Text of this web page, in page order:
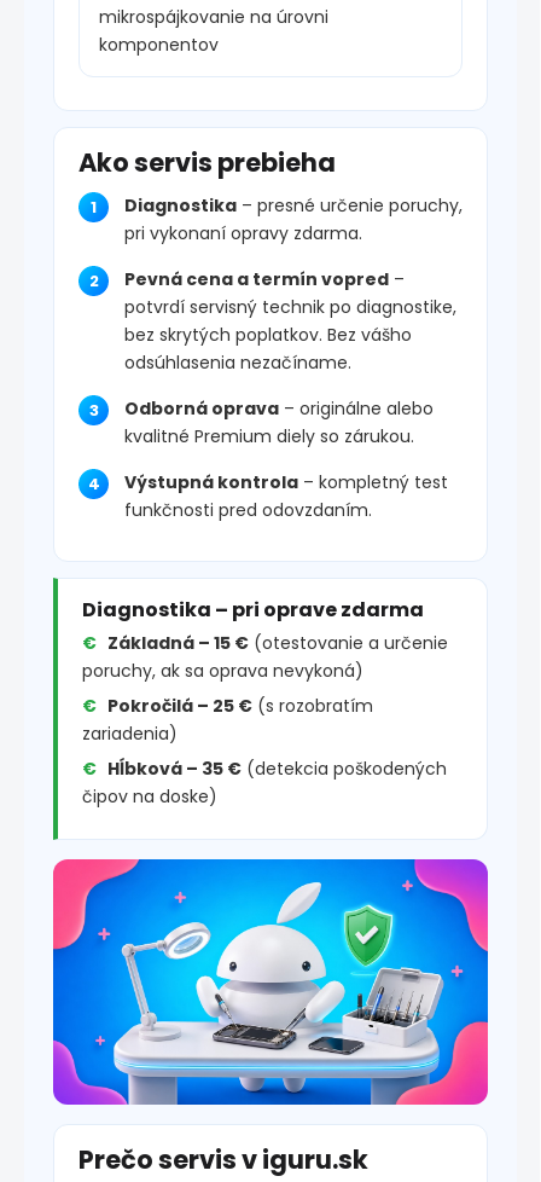
mikrospájkovanie na úrovni
komponentov
Ako servis prebieha
Diagnostika – presné určenie poruchy,
pri vykonaní opravy zdarma.
Pevná cena a termín vopred –
potvrdí servisný technik po diagnostike,
bez skrytých poplatkov. Bez vášho
odsúhlasenia nezačíname.
Odborná oprava – originálne alebo
kvalitné Premium diely so zárukou.
Výstupná kontrola – kompletný test
funkčnosti pred odovzdaním.
Diagnostika – pri oprave zdarma
Základná – 15 € (otestovanie a určenie
poruchy, ak sa oprava nevykoná)
Pokročilá – 25 € (s rozobratím
zariadenia)
Hĺbková – 35 € (detekcia poškodených
čipov na doske)
Prečo servis v iguru.sk